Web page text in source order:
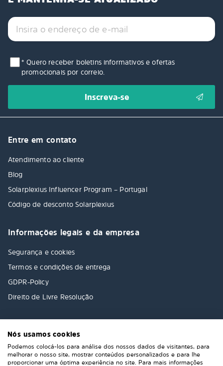
* Quero receber boletins informativos e ofertas
promocionais por correio.
Entre em contato
Atendimento ao cliente
Blog
Solarplexius Influencer Program – Portugal
Código de desconto Solarplexius
Informações legais e da empresa
Segurança e cookies
Termos e condições de entrega
GDPR-Policy
Direito de Livre Resolução
Nós usamos cookies
Podemos colocá-los para análise dos nossos dados de visitantes, para
melhorar o nosso site, mostrar conteúdos personalizados e para lhe
proporcionar uma óptima experiência no site. Para mais informações